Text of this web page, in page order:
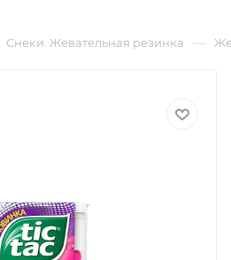
Снеки. Жевательная резинка —